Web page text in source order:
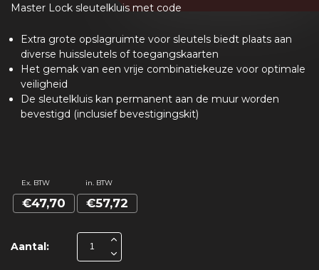
Master Lock sleutelkluis met code
Extra grote opslagruimte voor sleutels biedt plaats aan
diverse huissleutels of toegangskaarten
Het gemak van een vrije combinatiekeuze voor optimale
veiligheid
De sleutelkluis kan permanent aan de muur worden
bevestigd (inclusief bevestigingskit)
Aantal:
Ex. BTW in. BTW
€47,70 €57,72